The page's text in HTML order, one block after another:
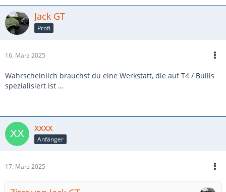
Jack GT
Profi
16. März 2025
Wahrscheinlich brauchst du eine Werkstatt, die auf T4 / Bullis
spezialisiert ist …
xxxx
Anfänger
17. März 2025